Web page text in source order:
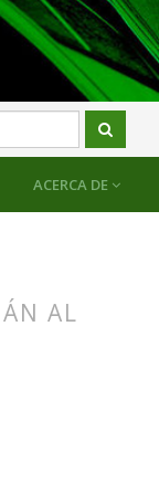
ACERCA DE
AL